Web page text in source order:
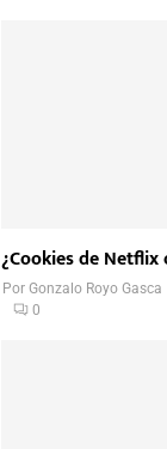
¿Cookies de Netflix
PorGonzalo Royo Gasca
0